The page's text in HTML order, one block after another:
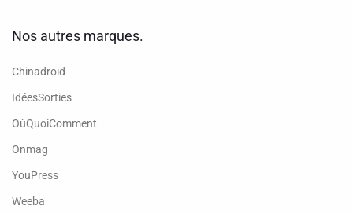
Nos autres marques.
Chinadroid
IdéesSorties
OùQuoiComment
Onmag
YouPress
Weeba